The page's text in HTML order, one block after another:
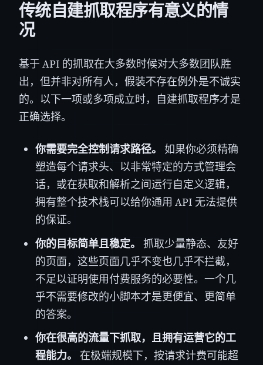
传统自建抓取程序有意义的情
况
基于 API 的抓取在大多数时候对大多数团队胜
出，但并非对所有人，假装不存在例外是不诚实
的。以下一项或多项成立时，自建抓取程序才是
正确选择。
你需要完全控制请求路径。 如果你必须精确
塑造每个请求头、以非常特定的方式管理会
话，或在获取和解析之间运行自定义逻辑，
拥有整个技术栈可以给你通用 API 无法提供
的保证。
你的目标简单且稳定。 抓取少量静态、友好
的页面，这些页面几乎不变也几乎不拦截，
不足以证明使用付费服务的必要性。一个几
乎不需要修改的小脚本才是更便宜、更简单
的答案。
你在很高的流量下抓取，且拥有运营它的工
程能力。 在极端规模下，按请求计费可能超